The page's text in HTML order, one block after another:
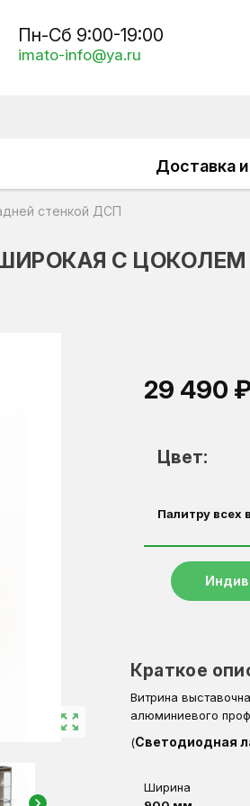
Пн-Сб 9:00-19:00
imato-info@ya.ru
Доставка
стенкой ДСП
С ЦОКОЛЕМ
zoom_out_map
29 490
Цвет:
Палитру всех
Краткое
Витрина
алюминиевого
(Светодиодная
Ширина